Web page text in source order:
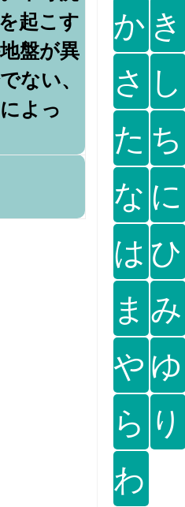
起こす
盤が異
ない、
よっ
か き
さ し
た ち
な に
は ひ
ま み
や ゆ
ら り
わ